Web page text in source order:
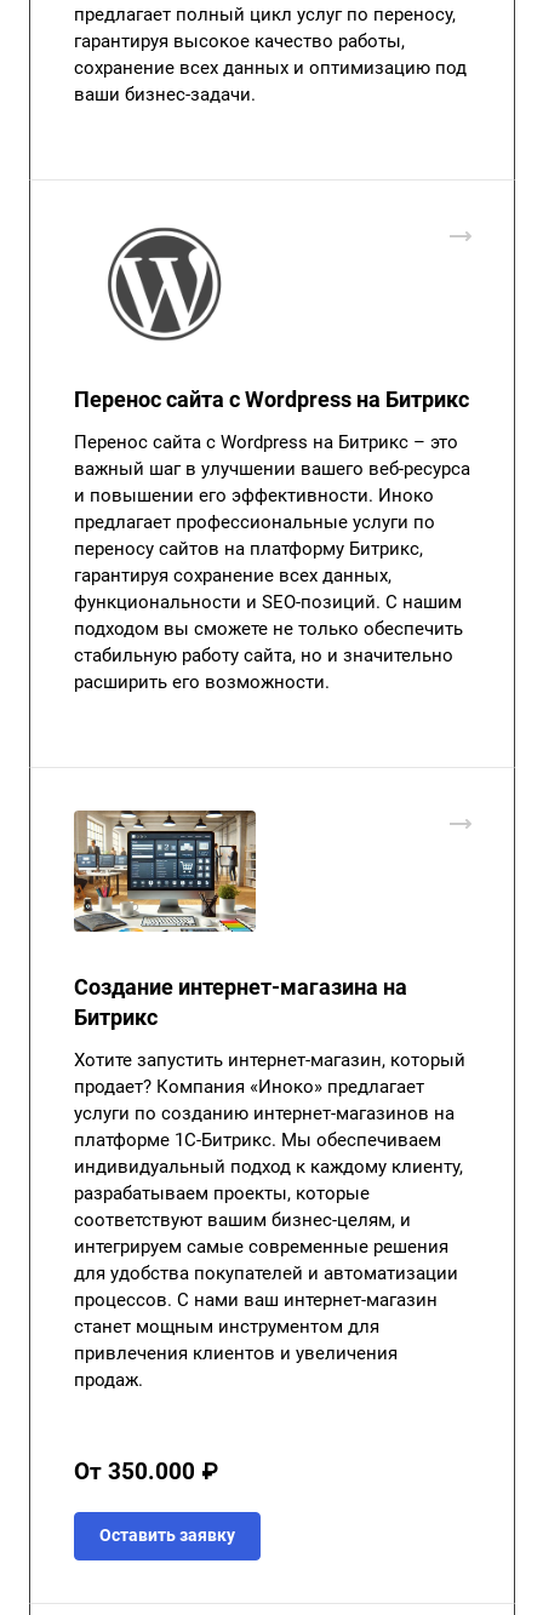
предлагает полный цикл услуг по переносу,
гарантируя высокое качество работы,
сохранение всех данных и оптимизацию под
ваши бизнес-задачи.
Перенос сайта с Wordpress на Битрикс
Перенос сайта с Wordpress на Битрикс – это
важный шаг в улучшении вашего веб-ресурса
и повышении его эффективности. Иноко
предлагает профессиональные услуги по
переносу сайтов на платформу Битрикс,
гарантируя сохранение всех данных,
функциональности и SEO-позиций. С нашим
подходом вы сможете не только обеспечить
стабильную работу сайта, но и значительно
расширить его возможности.
Создание интернет-магазина на
Битрикс
Хотите запустить интернет-магазин, который
продает? Компания «Иноко» предлагает
услуги по созданию интернет-магазинов на
платформе 1С-Битрикс. Мы обеспечиваем
индивидуальный подход к каждому клиенту,
разрабатываем проекты, которые
соответствуют вашим бизнес-целям, и
интегрируем самые современные решения
для удобства покупателей и автоматизации
процессов. С нами ваш интернет-магазин
станет мощным инструментом для
привлечения клиентов и увеличения
продаж.
От 350.000 ₽
Оставить заявку